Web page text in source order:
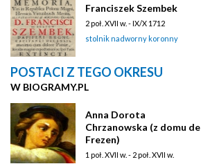
Franciszek Szembek
2 poł. XVII w. - IX/X 1712
stolnik nadworny koronny
POSTACI Z TEGO OKRESU
W BIOGRAMY.PL
Anna Dorota
Chrzanowska (z domu de
Frezen)
1 poł. XVII w. - 2 poł. XVII w.